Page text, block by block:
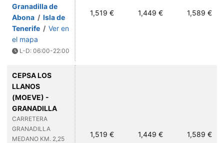
Granadilla de
Abona / Isla de
Tenerife / Ver en
el mapa
L-D: 06:00-22:00
1,519 € 1,449 € 1,589 €
CEPSA LOS
LLANOS
(MOEVE) -
GRANADILLA
CARRETERA
GRANADILLA
MEDANO KM. 2,25
1,519 € 1,449 € 1,589 €